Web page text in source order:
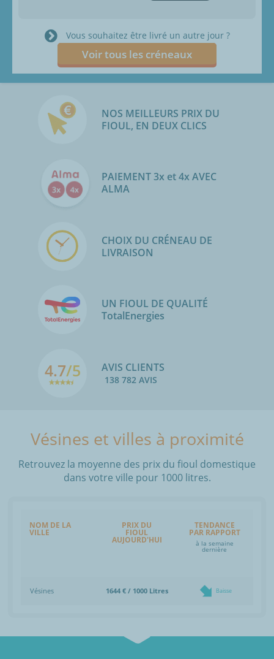
Vous souhaitez être livré un autre jour ?
Voir tous les créneaux
NOS MEILLEURS PRIX DU
FIOUL, EN DEUX CLICS
PAIEMENT 3x et 4x AVEC
ALMA
CHOIX DU CRÉNEAU DE
LIVRAISON
UN FIOUL DE QUALITÉ
TotalEnergies
4.7/5 AVIS CLIENTS
138 782 AVIS
Vésines et villes à proximité
Retrouvez la moyenne des prix du fioul domestique
dans votre ville pour 1000 litres.
NOM DE LA
VILLE
PRIX DU
FIOUL
AUJOURD'HUI
TENDANCE
PAR RAPPORT
à la semaine
dernière
Vésines 1644 € / 1000 Litres Baisse